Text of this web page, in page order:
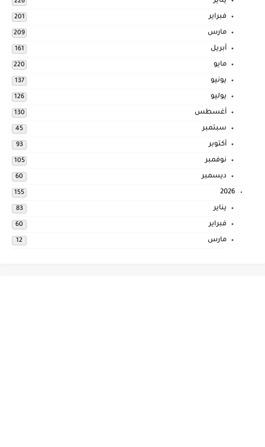
226
فبراير 201
مارس 209
أبريل 161
مايو 220
يونيو 137
يوليو 126
أغسطس 130
سبتمبر 45
أكتوبر 93
نوفمبر 105
ديسمبر 60
2026
155
يناير 83
فبراير 60
مارس 12